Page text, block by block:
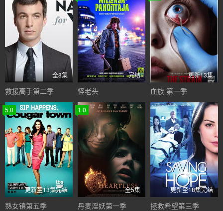
全8集
救援高手第二季
完结
怪老头
更新13集
血族 第一季
5.0
更新至13集完结
熟女镇第五季
1.0
全5集
丹麦淫妖第一季
更新至18集完结
拯救希望第三季